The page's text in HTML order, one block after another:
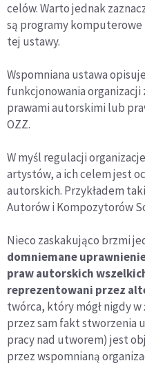
celów. Warto jednak
są programy komputerowe
tej ustawy.
Wspomniana ustawa
funkcjonowania
prawami autorskimi lub
OZZ.
W myśl regulacji
artystów, a ich celem jest
autorskich. Przykładem
Autorów i Kompozytorów
Nieco zaskakująco brzmi
domniemane
praw autorskich
reprezentowani przez
twórca, który mógł nigdy w
przez sam fakt stworzenia
pracy nad utworem) jest
przez wspomnianą